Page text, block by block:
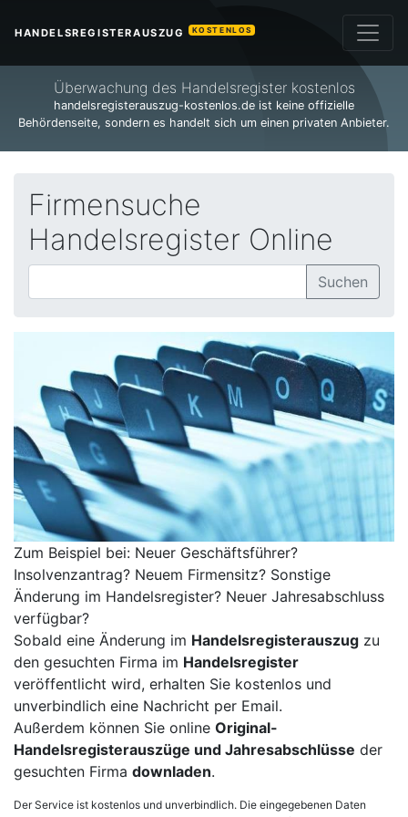
HANDELSREGISTERAUSZUG KOSTENLOS
Überwachung des Handelsregister kostenlos
handelsregisterauszug-kostenlos.de ist keine offizielle
Behördenseite, sondern es handelt sich um einen privaten Anbieter.
Firmensuche
Handelsregister Online
Suchen
Zum Beispiel bei: Neuer Geschäftsführer?
Insolvenzantrag? Neuem Firmensitz? Sonstige
Änderung im Handelsregister? Neuer Jahresabschluss
verfügbar?
Sobald eine Änderung im Handelsregisterauszug zu
den gesuchten Firma im Handelsregister
veröffentlicht wird, erhalten Sie kostenlos und
unverbindlich eine Nachricht per Email.
Außerdem können Sie online Original-
Handelsregisterauszüge und Jahresabschlüsse der
gesuchten Firma downladen.
Der Service ist kostenlos und unverbindlich. Die eingegebenen Daten